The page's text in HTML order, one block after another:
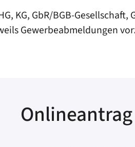
KG, GbR/BGB-
Gewerbeabmeldungen